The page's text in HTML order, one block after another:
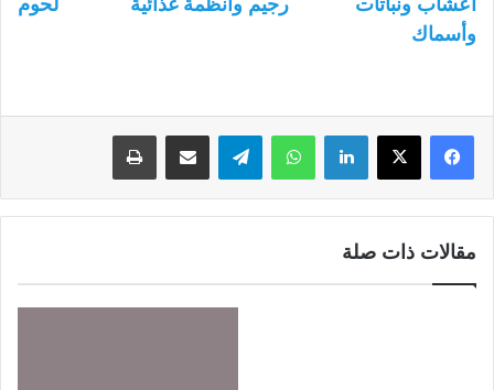
وأسماك
لينكدإن واتساب
مقالات ذات صلة